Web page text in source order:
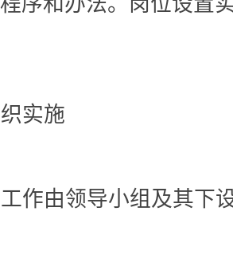
织实施
作由领导小组及其下